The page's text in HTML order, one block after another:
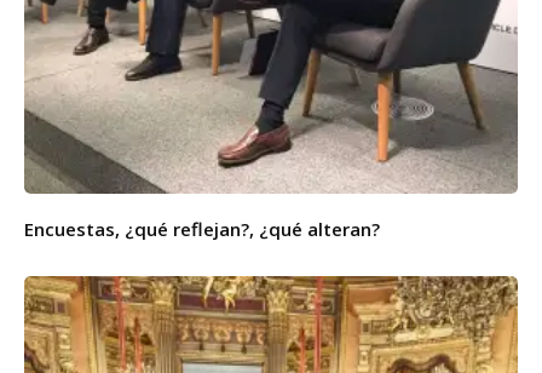
Encuestas, ¿qué reflejan?, ¿qué alteran?